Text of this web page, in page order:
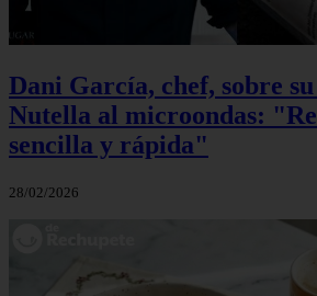
Dani García, chef, sobre
Nutella al microondas:
sencilla y rápida"
28/02/2026